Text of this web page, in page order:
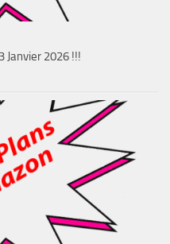
Janvier 2026 !!!